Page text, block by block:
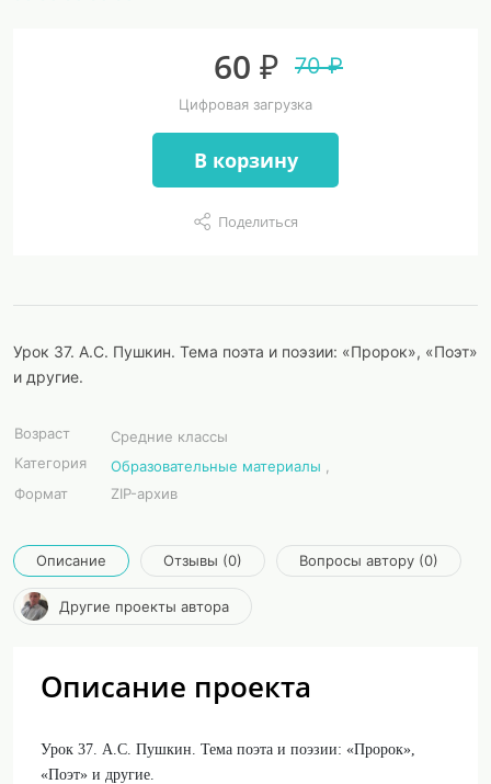
60 ₽ 70 ₽
Цифровая загрузка
В корзину
Поделиться
Урок 37. А.С. Пушкин. Тема поэта и поэзии: «Пророк», «Поэт»
и другие.
Возраст
Средние классы
Категория
Образовательные материалы
Формат
ZIP-архив
Описание Отзывы (0) Вопросы автору (0)
Другие проекты автора
Описание проекта
Урок 37. А.С. Пушкин. Тема поэта и поэзии: «Пророк»,
«Поэт» и другие.